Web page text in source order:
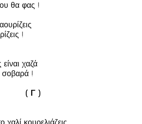
θα φας !
!
χαζά
σοβαρά !
( Γ )